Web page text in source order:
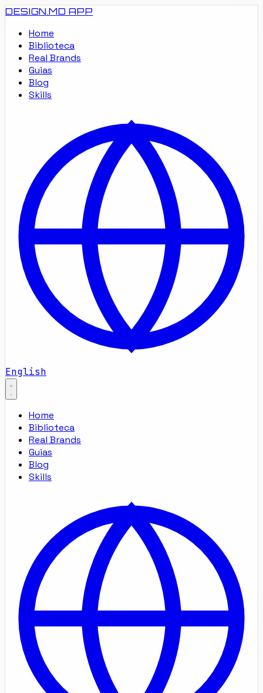
DESIGN.MD APP
Home
Biblioteca
Real Brands
Guias
Blog
Skills
English
Home
Biblioteca
Real Brands
Guias
Blog
Skills